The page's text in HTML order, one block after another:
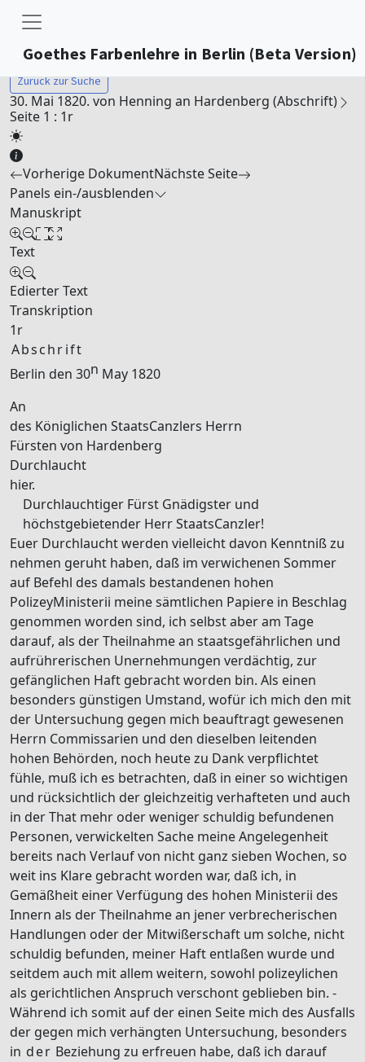
Goethes Farbenlehre in Berlin (Beta Version)
Zurück zur Suche
30. Mai 1820. von Henning an Hardenberg (Abschrift)
Seite 1 : 1r
Vorherige DokumentNächste Seite
Panels ein-/ausblenden
Manuskript
Text
Edierter Text
Transkription
1r
Abschrift
Berlin den 30n May 1820
An
des Königlichen StaatsCanzlers Herrn
Fürsten von Hardenberg
Durchlaucht
hier.
Durchlauchtiger Fürst Gnädigster und
höchstgebietender Herr StaatsCanzler!
Euer Durchlaucht werden vielleicht davon Kenntniß zu
nehmen geruht haben, daß im verwichenen Sommer
auf Befehl des damals bestandenen hohen
PolizeyMinisterii meine sämtlichen Papiere in Beschlag
genommen worden sind, ich selbst aber am Tage
darauf, als der Theilnahme an staatsgefährlichen und
aufrührerischen Unernehmungen verdächtig, zur
gefänglichen Haft gebracht worden bin. Als einen
besonders günstigen Umstand, wofür ich mich den mit
der Untersuchung gegen mich beauftragt gewesenen
Herrn Commissarien und den dieselben leitenden
hohen Behörden, noch heute zu Dank verpflichtet
fühle, muß ich es betrachten, daß in einer so wichtigen
und rücksichtlich der gleichzeitig verhafteten und auch
in der That mehr oder weniger schuldig befundenen
Personen, verwickelten Sache meine Angelegenheit
bereits nach Verlauf von nicht ganz sieben Wochen, so
weit ins Klare gebracht worden war, daß ich, in
Gemäßheit einer Verfügung des hohen Ministerii des
Innern als der Theilnahme an jener verbrecherischen
Handlungen oder der Mitwißerschaft um solche, nicht
schuldig befunden, meiner Haft entlaßen wurde und
seitdem auch mit allem weitern, sowohl polizeylichen
als gerichtlichen Anspruch verschont geblieben bin. -
Während ich somit auf der einen Seite mich des Ausfalls
der gegen mich verhängten Untersuchung, besonders
in der Beziehung zu erfreuen habe, daß ich darauf